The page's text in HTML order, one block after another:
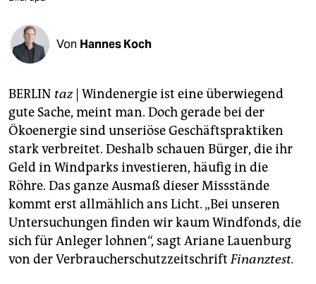
fragen & hilfe
unterstützen
genossenschaft
epaper login
Von Hannes Koch
BERLIN taz| Windenergie ist eine überwiegend
gute Sache, meint man. Doch gerade bei der
Ökoenergie sind unseriöse Geschäftspraktiken
stark verbreitet. Deshalb schauen Bürger, die ihr
Geld in Windparks investieren, häufig in die
Röhre. Das ganze Ausmaß dieser Missstände
kommt erst allmählich ans Licht. „Bei unseren
Untersuchungen finden wir kaum Windfonds, die
sich für Anleger lohnen“, sagt Ariane Lauenburg
von der VerbraucherschutzzeitschriftFinanztest.